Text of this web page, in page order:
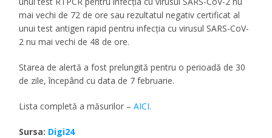
mai vechi de 72 de ore sau rezultatul negativ certificat al
unui test antigen rapid pentru infecția cu virusul SARS-CoV-
2 nu mai vechi de 48 de ore.
Starea de alertă a fost prelungită pentru o perioadă de 30
de zile, începând cu data de 7 februarie.
Lista completă a măsurilor –AICI.
Sursa: Digi24